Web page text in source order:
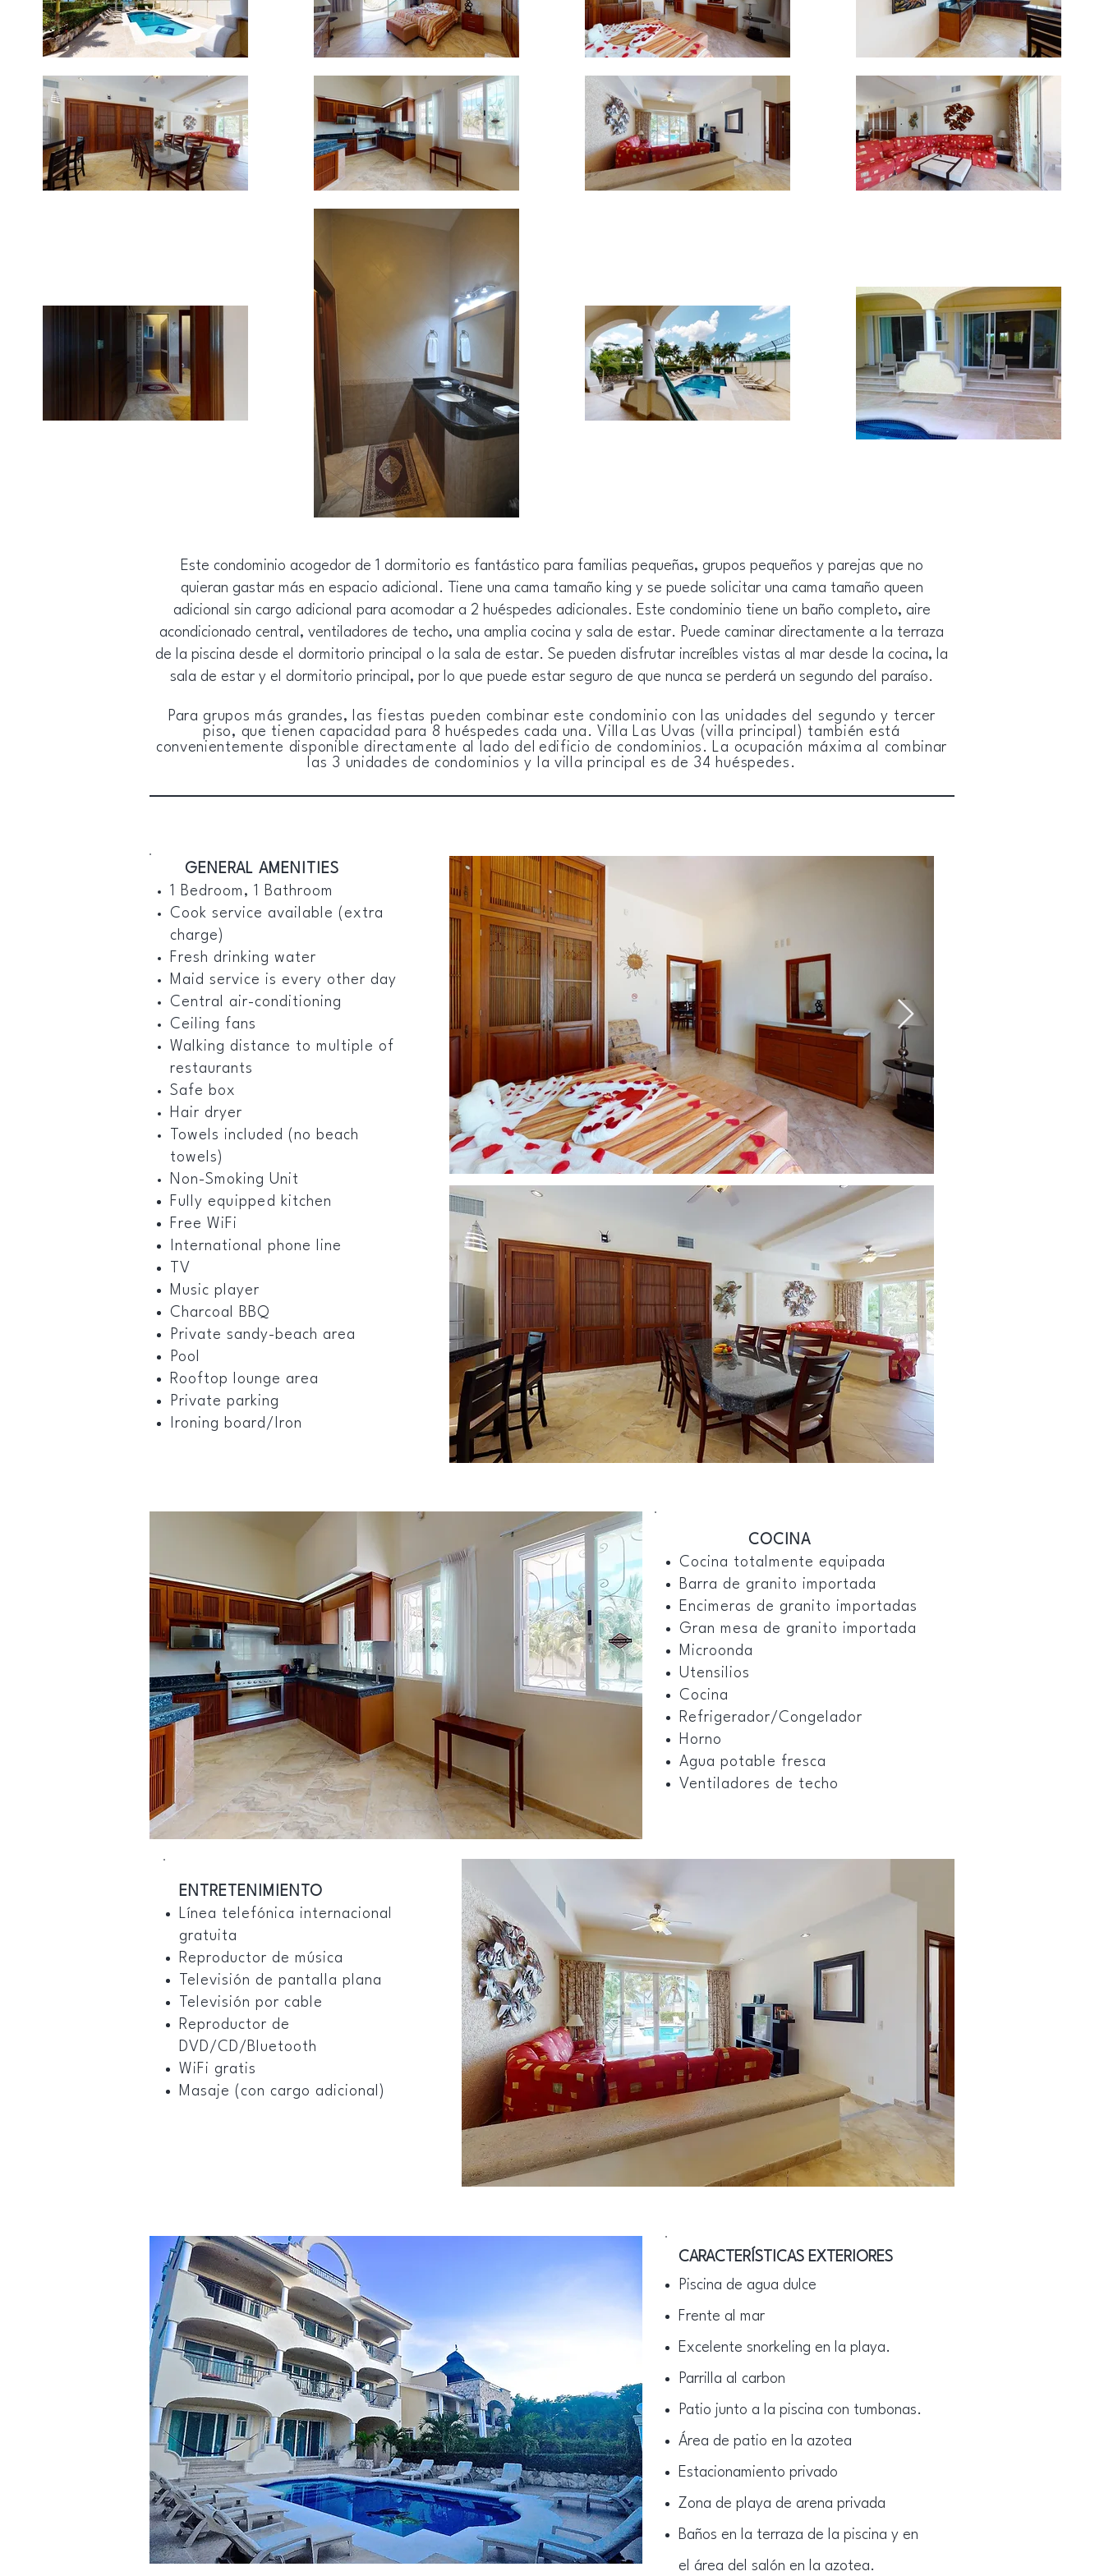
Este condominio acogedor de 1 dormitorio es fantástico para familias pequeñas, grupos pequeños y parejas que no
quieran gastar más en espacio adicional. Tiene una cama tamaño king y se puede solicitar una cama tamaño queen
adicional sin cargo adicional para acomodar a 2 huéspedes adicionales. Este condominio tiene un baño completo, aire
acondicionado central, ventiladores de techo, una amplia cocina y sala de estar. Puede caminar directamente a la terraza
de la piscina desde el dormitorio principal o la sala de estar. Se pueden disfrutar increíbles vistas al mar desde la cocina, la
sala de estar y el dormitorio principal, por lo que puede estar seguro de que nunca se perderá un segundo del paraíso.
Para grupos más grandes, las fiestas pueden combinar este condominio con las unidades del segundo y tercer
piso, que tienen capacidad para 8 huéspedes cada una. Villa Las Uvas (villa principal) también está
convenientemente disponible directamente al lado del edificio de condominios. La ocupación máxima al combinar
las 3 unidades de condominios y la villa principal es de 34 huéspedes.
GENERAL AMENITIES
1 Bedroom, 1 Bathroom
Cook service available (extra
charge)
Fresh drinking water
Maid service is every other day
Central air-conditioning
Ceiling fans
Walking distance to multiple of
restaurants
Safe box
Hair dryer
Towels included (no beach
towels)
Non-Smoking Unit
Fully equipped
kitchen
Free WiFi
International phone line
TV
Music player
Charcoal BBQ
Private sandy-beach area
Pool
Rooftop lounge area
Private parking
Ironing board/Iron
COCINA
Cocina totalmente equipada
Barra de granito importada
Encimeras de granito importadas
Gran mesa de granito importada
Microonda
Utensilios
Cocina
Refrigerador/Congelador
Horno
Agua potable fresca
Ventiladores de techo
ENTRETENIMIENTO
Línea telefónica internacional
gratuita
Reproductor de música
Televisión de pantalla plana
Televisión por cable
Reproductor de
DVD/CD/Bluetooth
WiFi gratis
Masaje (con cargo adicional)
CARACTERÍSTICAS EXTERIORES
Piscina de agua dulce
Frente al mar
Excelente snorkeling en la playa.
Parrilla al carbon
Patio junto a la piscina con tumbonas.
Área de patio en la azotea
Estacionamiento privado
Zona de playa de arena privada
Baños en la terraza de la piscina y en
el área del salón en la azotea.